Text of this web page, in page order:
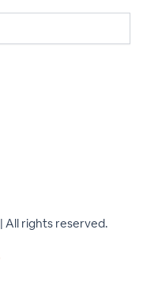
| All rights reserved.